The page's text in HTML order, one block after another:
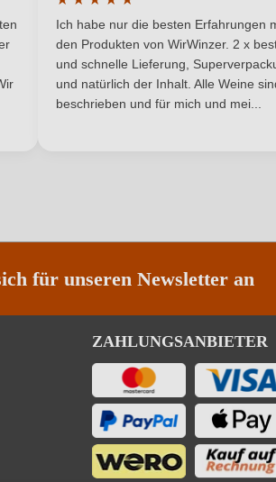
5 SternenDurchschnittliche Bewertung von
Ich habe nur die besten Erfahrungen
den Produkten von WirWinzer. 2 x
und schnelle Lieferung,
und natürlich der Inhalt. Alle Weine
beschrieben und für mich und mei...
für unseren Newsletter an
ZAHLUNGSANBIETER